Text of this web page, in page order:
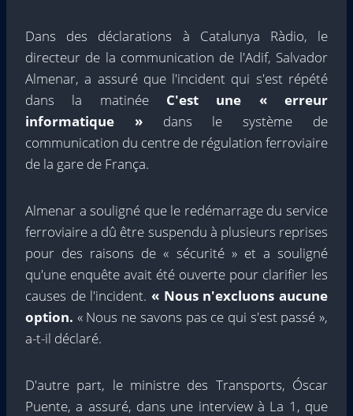
Dans des déclarations à Catalunya Ràdio, le
directeur de la communication de l'Adif, Salvador
Almenar, a assuré que l'incident qui s'est répété
dans la matinée C'est une « erreur
informatique »dans le système de
communication du centre de régulation ferroviaire
de la gare de França.
Almenar a souligné que le redémarrage du service
ferroviaire a dû être suspendu à plusieurs reprises
pour des raisons de « sécurité » et a souligné
qu'une enquête avait été ouverte pour clarifier les
causes de l'incident. « Nous n'excluons aucune
option. « Nous ne savons pas ce qui s'est passé »,
a-t-il déclaré.
D'autre part, le ministre des Transports, Óscar
Puente, a assuré, dans une interview à La 1, que